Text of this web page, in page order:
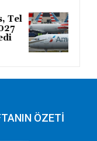
Tel
ÖZETİ